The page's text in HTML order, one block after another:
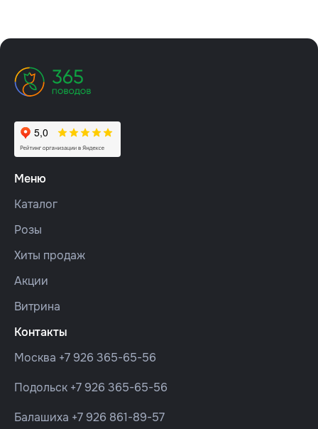
Меню
Каталог
Розы
Хиты продаж
Акции
Витрина
Контакты
Москва +7 926 365-65-56
Подольск +7 926 365-65-56
Балашиха +7 926 861-89-57